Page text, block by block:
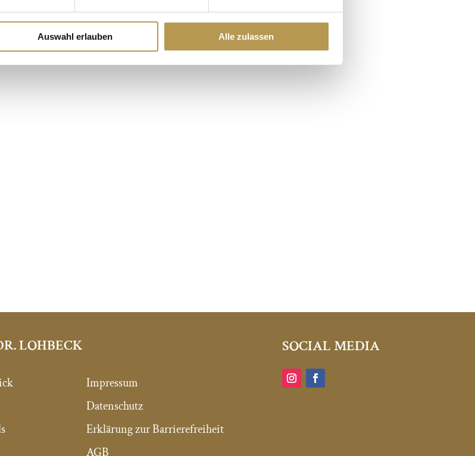
Auswahl erlauben Alle zulassen
LOHBECK
Impressum
Datenschutz
Erklärung zur Barrierefreiheit
AGB
SOCIAL MEDIA